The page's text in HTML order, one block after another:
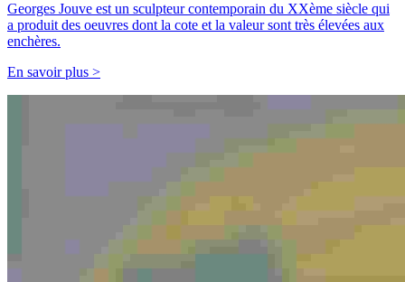
Georges Jouve est un sculpteur contemporain du XXème siècle qui
a produit des oeuvres dont la cote et la valeur sont très élevées aux
enchères.
En savoir plus >